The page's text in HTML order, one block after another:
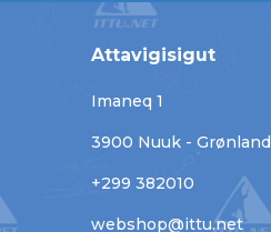
Attavigisigut
Imaneq 1
3900 Nuuk - Grønland
+299 382010
webshop@ittu.net